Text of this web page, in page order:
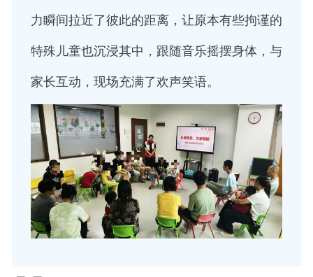
力瞬间拉近了彼此的距离，让原本有些拘谨的
特殊儿童也沉浸其中，跟随音乐摇摆身体，与
家长互动，现场充满了欢声笑语。